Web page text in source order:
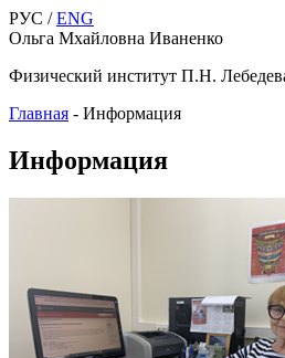
РУС /ENG
Ольга Мхайловна Иваненко
Физический институт П.Н.
Главная - Информация
Информация